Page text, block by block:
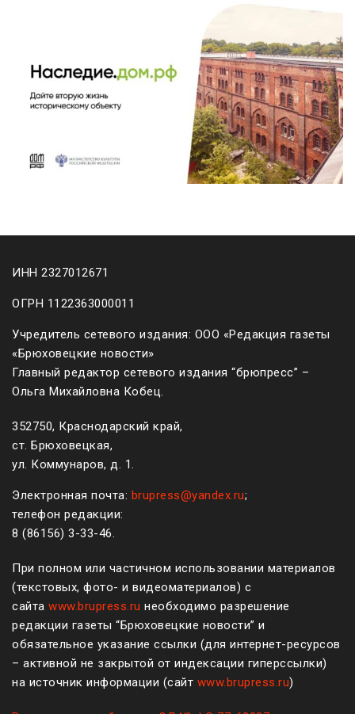
ИНН 2327012671
ОГРН 1122363000011
Учредитель сетевого издания: ООО «Редакция газеты
«Брюховецкие новости»
Главный редактор сетевого издания “брюпресс” –
Ольга Михайловна Кобец.
352750, Краснодарский край,
ст. Брюховецкая,
ул. Коммунаров, д. 1.
Электронная почта: brupress@yandex.ru;
телефон редакции:
8 (861 56) 3-33-46.
При полном или частичном использовании материалов
(текстовых, фото- и видеоматериалов) с
сайта www.brupress.ru необходимо разрешение
редакции газеты “Брюховецкие новости” и
обязательное указание ссылки (для интернет-ресурсов
– активной не закрытой от индексации гиперссылки)
на источник информации (сайт www.brupress.ru)